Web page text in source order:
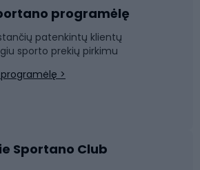
programėlę
patenkintų klientų
sporto prekių pirkimu
>
Sportano Club